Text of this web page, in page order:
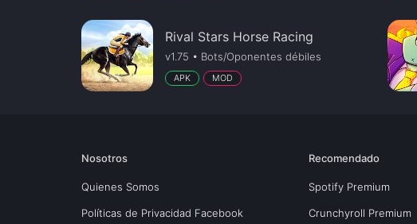
Rival Stars Horse Racing
v1.75 • Bots/Oponentes débiles
APK MOD
Nosotros
Quienes Somos
Políticas de Privacidad Facebook
Recomendado
Spotify Premium
Crunchyroll Premium